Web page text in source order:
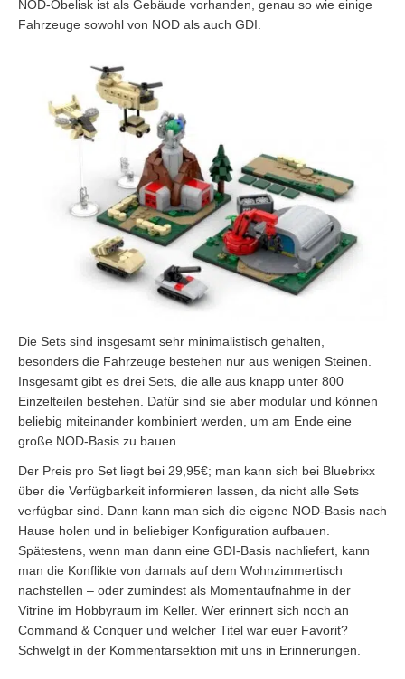
NOD-Obelisk ist als Gebäude vorhanden, genau so wie einige
Fahrzeuge sowohl von NOD als auch GDI.
Die Sets sind insgesamt sehr minimalistisch gehalten,
besonders die Fahrzeuge bestehen nur aus wenigen Steinen.
Insgesamt gibt es drei Sets, die alle aus knapp unter 800
Einzelteilen bestehen. Dafür sind sie aber modular und können
beliebig miteinander kombiniert werden, um am Ende eine
große NOD-Basis zu bauen.
Der Preis pro Set liegt bei 29,95€; man kann sich bei Bluebrixx
über die Verfügbarkeit informieren lassen, da nicht alle Sets
verfügbar sind. Dann kann man sich die eigene NOD-Basis nach
Hause holen und in beliebiger Konfiguration aufbauen.
Spätestens, wenn man dann eine GDI-Basis nachliefert, kann
man die Konflikte von damals auf dem Wohnzimmertisch
nachstellen – oder zumindest als Momentaufnahme in der
Vitrine im Hobbyraum im Keller. Wer erinnert sich noch an
Command & Conquer und welcher Titel war euer Favorit?
Schwelgt in der Kommentarsektion mit uns in Erinnerungen.